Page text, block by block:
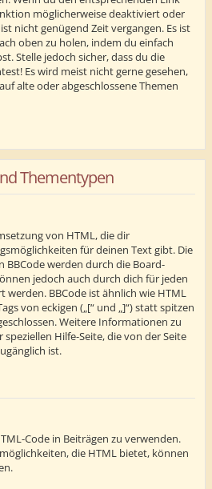
möglicherweise deaktiviert oder
nicht genügend Zeit vergangen. Es ist
oben zu holen, indem du einfach
Stelle jedoch sicher, dass du die
Es wird meist nicht gerne gesehen,
alte oder abgeschlossene Themen
Thementypen
von HTML, die dir
für deinen Text gibt. Die
BBCode werden durch die Board-
jedoch auch durch dich für jeden
werden. BBCode ist ähnlich wie HTML
von eckigen („[“ und „]“) statt spitzen
Weitere Informationen zu
Hilfe-Seite, die von der Seite
ist.
Code in Beiträgen zu verwenden.
die HTML bietet, können